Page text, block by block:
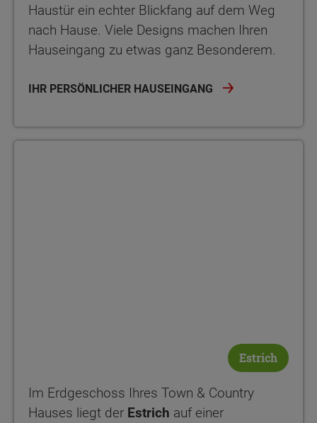
Haustür ein echter Blickfang auf dem Weg
nach Hause. Viele Designs machen Ihren
Hauseingang zu etwas ganz Besonderem.
IHR PERSÖNLICHER HAUSEINGANG
Estrich
Im Erdgeschoss Ihres Town & Country
Hauses liegt der Estrich auf einer